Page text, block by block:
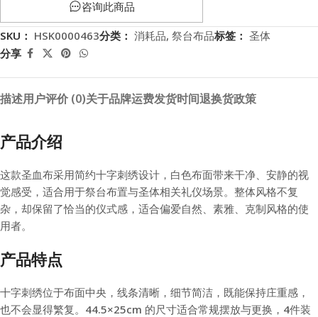
咨询此商品
SKU： HSK0000463分类： 消耗品, 祭台布品标签： 圣体
分享
描述用户评价 (0)关于品牌运费发货时间退换货政策
产品介绍
这款圣血布采用简约十字刺绣设计，白色布面带来干净、安静的视
觉感受，适合用于祭台布置与圣体相关礼仪场景。整体风格不复
杂，却保留了恰当的仪式感，适合偏爱自然、素雅、克制风格的使
用者。
产品特点
十字刺绣位于布面中央，线条清晰，细节简洁，既能保持庄重感，
也不会显得繁复。44.5×25cm 的尺寸适合常规摆放与更换，4件装